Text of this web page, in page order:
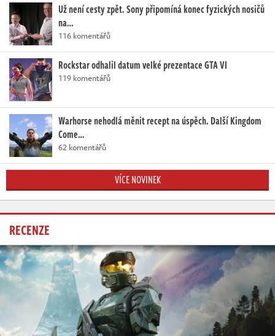
Už není cesty zpět. Sony připomíná konec fyzických nosičů
na…
116 komentářů
Rockstar odhalil datum velké prezentace GTA VI
119 komentářů
Warhorse nehodlá měnit recept na úspěch. Další Kingdom
Come…
62 komentářů
VÍCE NOVINEK
RECENZE